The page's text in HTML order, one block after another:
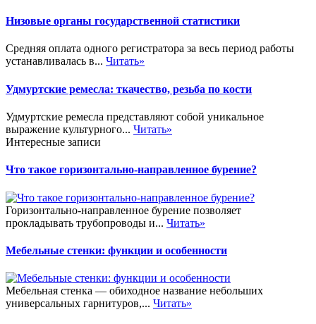
Низовые органы государственной статистики
Средняя оплата одного регистратора за весь период работы
устанавливалась в... Читать»
Удмуртские ремесла: ткачество, резьба по кости
Удмуртские ремесла представляют собой уникальное
выражение культурного... Читать»
Интересные записи
Что такое горизонтально-направленное бурение?
Горизонтально-направленное бурение позволяет
прокладывать трубопроводы и... Читать»
Мебельные стенки: функции и особенности
Мебельная стенка — обиходное название небольших
универсальных гарнитуров,... Читать»